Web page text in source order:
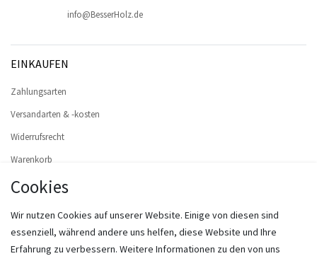
info@BesserHolz.de
EINKAUFEN
Zahlungsarten
Versandarten & -kosten
Widerrufsrecht
Warenkorb
Zur Kasse
Widerruf erklären
Cookies
Wir nutzen Cookies auf unserer Website. Einige von diesen sind
essenziell, während andere uns helfen, diese Website und Ihre
Erfahrung zu verbessern. Weitere Informationen zu den von uns